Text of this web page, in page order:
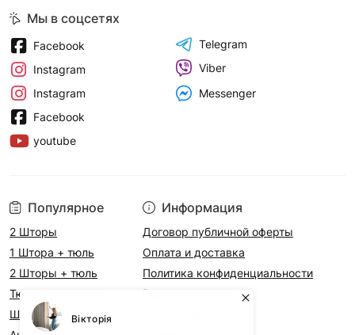
Популярное
2 Шторы
1 Штора + тюль
2 Шторы + тюль
Тюль в размерах
Шторы на метраж
Информация
Договор публичной оферты
Оплата и доставка
Политика конфиденциальности
Возврат товара
Мы в соцсетях
Facebook
Instagram
Instagram
Facebook
youtube
Telegram
Viber
Messenger